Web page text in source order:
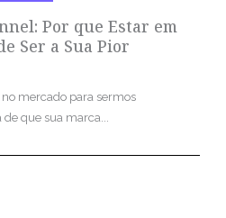
Por que Estar em
Ser a Sua Pior
mercado para sermos
que sua marca...